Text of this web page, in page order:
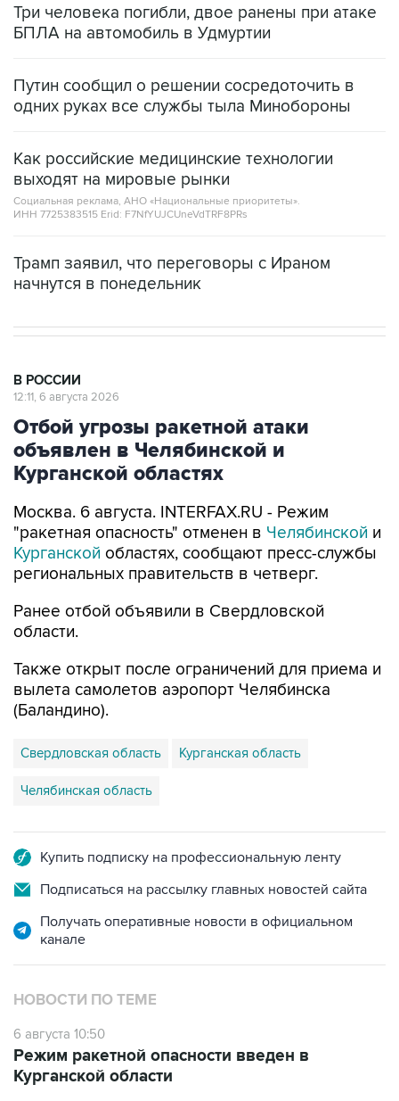
Три человека погибли, двое ранены при атаке
БПЛА на автомобиль в Удмуртии
Путин сообщил о решении сосредоточить в
одних руках все службы тыла Минобороны
Как российские медицинские технологии
выходят на мировые рынки
Социальная реклама, АНО «Национальные приоритеты».
ИНН 7725383515 Erid: F7NfYUJCUneVdTRF8PRs
Трамп заявил, что переговоры с Ираном
начнутся в понедельник
В РОССИИ
12:11, 6 августа 2026
Отбой угрозы ракетной атаки
объявлен в Челябинской и
Курганской областях
Москва. 6 августа. INTERFAX.RU - Режим
"ракетная опасность" отменен в Челябинской и
Курганской областях, сообщают пресс-службы
региональных правительств в четверг.
Ранее отбой объявили в Свердловской
области.
Также открыт после ограничений для приема и
вылета самолетов аэропорт Челябинска
(Баландино).
Свердловская область Курганская область
Челябинская область
Купить подписку на профессиональную ленту
Подписаться на рассылку главных новостей сайта
Получать оперативные новости в официальном
канале
НОВОСТИ ПО ТЕМЕ
6 августа 10:50
Режим ракетной опасности введен в
Курганской области